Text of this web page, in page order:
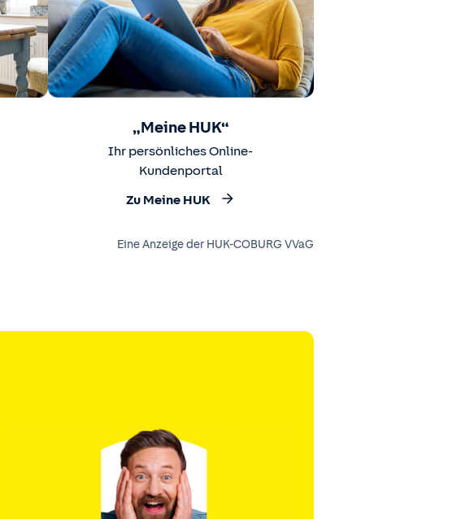
„Meine HUK“
Ihr persönliches Online-
Kundenportal
Zu Meine HUK
Eine Anzeige der HUK-COBURG VVaG